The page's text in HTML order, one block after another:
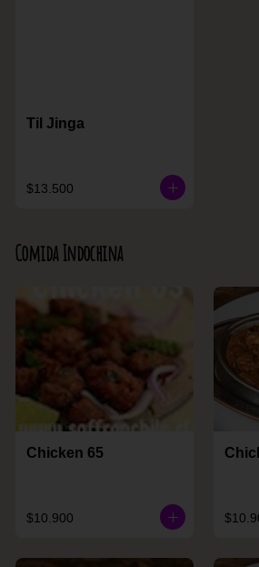
Til Jinga
$13.500
Comida Indochina
Chicken 65
$10.900